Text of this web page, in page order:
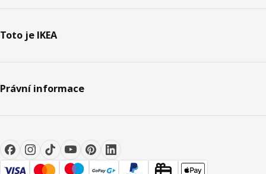
Toto je IKEA
Právní informace